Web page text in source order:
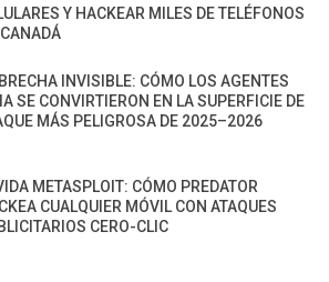
Y HACKEAR MILES DE TELÉFONOS
INVISIBLE: CÓMO LOS AGENTES
SE CONVIRTIERON EN LA SUPERFICIE DE
MÁS PELIGROSA DE 2025–2026
METASPLOIT: CÓMO PREDATOR
CUALQUIER MÓVIL CON ATAQUES
CERO-CLIC